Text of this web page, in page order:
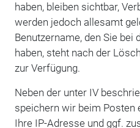
haben, bleiben sichtbar,
werden jedoch allesamt
Benutzername, den Sie bei
haben, steht nach der
zur Verfügung.
Neben der unter IV
speichern wir beim Posten
Ihre IP-Adresse und ggf.